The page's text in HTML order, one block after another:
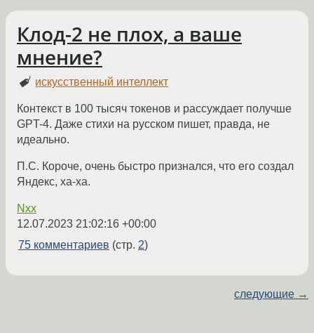
Клод-2 не плох, а ваше
мнение?
искусственный интеллект
Контекст в 100 тысяч токенов и рассуждает получше
GPT-4. Даже стихи на русском пишет, правда, не
идеально.
П.С. Короче, очень быстро признался, что его создал
Яндекс, ха-ха.
Nxx
12.07.2023 21:02:16 +00:00
75 комментариев (стр. 2)
следующие →